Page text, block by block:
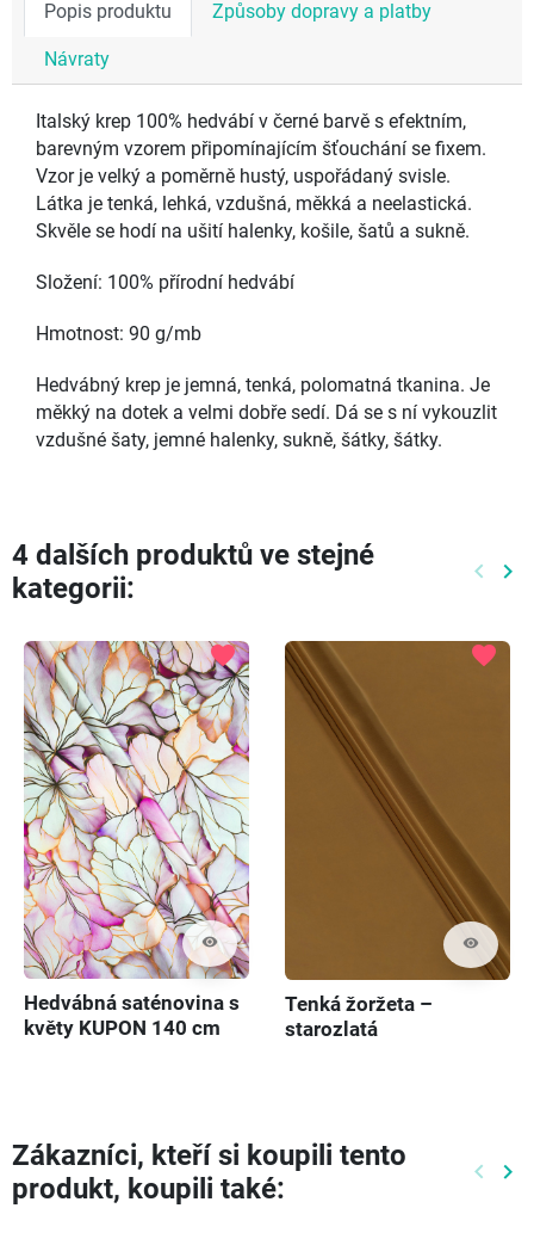
Popis produktu Způsoby dopravy a platby
Návraty
Italský krep 100% hedvábí v černé barvě s efektním,
barevným vzorem připomínajícím šťouchání se fixem.
Vzor je velký a poměrně hustý, uspořádaný svisle.
Látka je tenká, lehká, vzdušná, měkká a neelastická.
Skvěle se hodí na ušití halenky, košile, šatů a sukně.
Složení: 100% přírodní hedvábí
Hmotnost: 90 g/mb
Hedvábný krep je jemná, tenká, polomatná tkanina. Je
měkký na dotek a velmi dobře sedí. Dá se s ní vykouzlit
vzdušné šaty, jemné halenky, sukně, šátky, šátky.
4 dalších produktů ve stejné
kategorii:
keyboard_arrow_left keyboard_arrow_right
visibility
favorite
Hedvábná saténovina s
květy KUPON 140 cm
visibility
favorite
Tenká žoržeta –
starozlatá
Zákazníci, kteří si koupili tento
produkt, koupili také:
keyboard_arrow_left keyboard_arrow_right